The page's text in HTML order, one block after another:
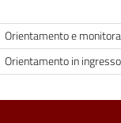
Orientamento e
Orientamento in ingresso